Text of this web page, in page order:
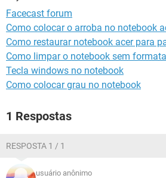
GUIA DE COMPRAS
Facecast forum
Como colocar o arroba no notebook
Como restaurar notebook acer para
Como limpar o notebook sem
Tecla windows no notebook
Como colocar grau no notebook
1 Respostas
RESPOSTA 1 / 1
usuário anônimo